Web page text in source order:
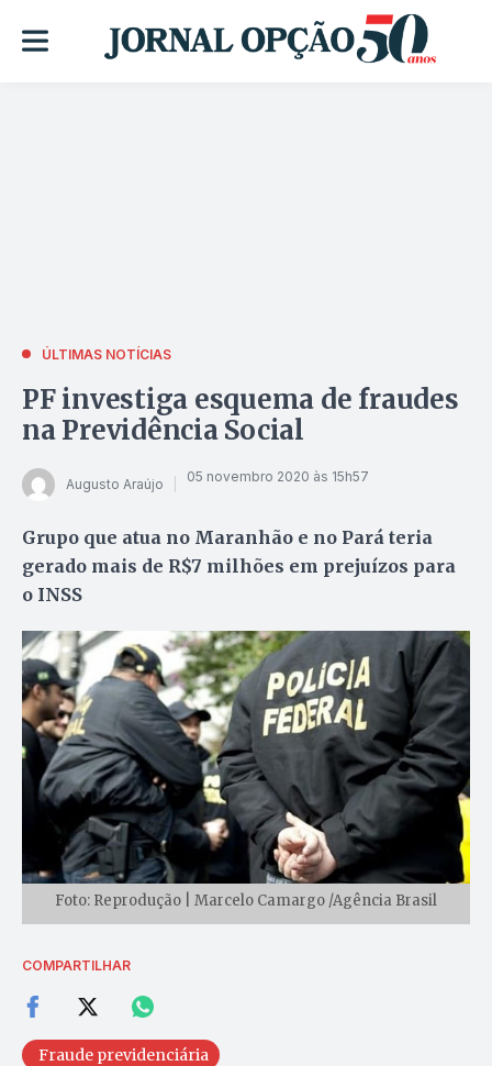
ÚLTIMAS NOTÍCIAS
PF investiga esquema de fraudes
na Previdência Social
Augusto Araújo 05 novembro 2020 às 15h57
Grupo que atua no Maranhão e no Pará teria
gerado mais de R$7 milhões em prejuízos para
o INSS
Foto: Reprodução | Marcelo Camargo /Agência Brasil
COMPARTILHAR
Fraude previdenciária